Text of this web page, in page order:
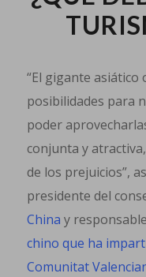
“El gigante asiático
posibilidades para
poder
conjunta y
de los prejuicios”,
presidente del
China y
chino que ha
Comunitat